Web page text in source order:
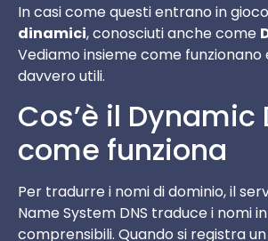
In casi come questi entrano in
dinamici, conosciuti anche come
Vediamo insieme come funzionano
davvero utili.
Cos’è il Dynamic
come funziona
Per tradurre i nomi di dominio, il
Name System DNS traduce i nomi in
comprensibili. Quando si registra